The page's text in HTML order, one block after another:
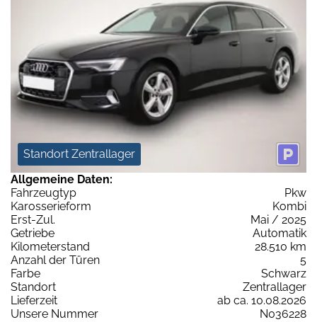
Standort Zentrallager
Allgemeine Daten:
Fahrzeugtyp
Pkw
Karosserieform
Kombi
Erst-Zul.
Mai / 2025
Getriebe
Automatik
Kilometerstand
28.510 km
Anzahl der Türen
5
Farbe
Schwarz
Standort
Zentrallager
Lieferzeit
ab ca. 10.08.2026
Unsere Nummer
N036228